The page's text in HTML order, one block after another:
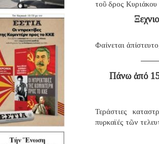
τοῦ δρος Κυριάκου
Φαίνεται
Πάνω ἀπό
Τεράστιες
πυρκαϊές τῶν